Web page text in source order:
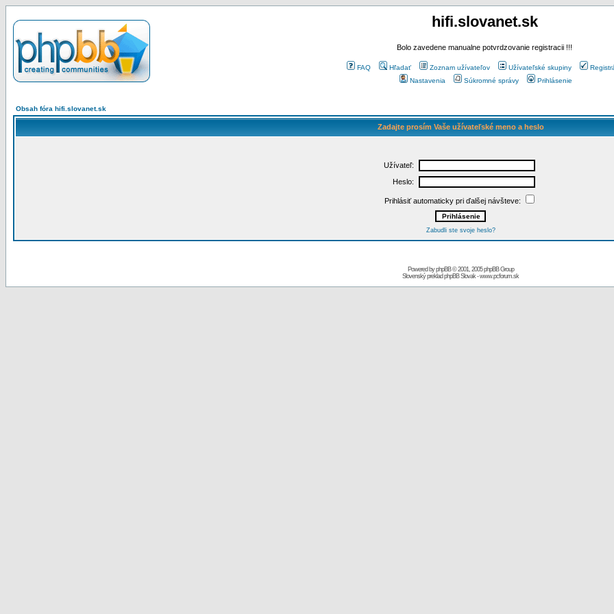
hifi.slovanet.sk
Bolo zavedene manualne potvrdzovanie registracii !!!
FAQ Hľadať Zoznam užívateľov Užívateľské skupiny
Nastavenia
Súkromné správy Prihlásenie
Obsah fóra hifi.slovanet.sk
Zadajte prosím Vaše užívateľské meno a heslo
Užívateľ:
Heslo:
Prihlásiť automaticky pri ďalšej návšteve:
Zabudli ste svoje heslo?
Powered byphpBB© 2001, 2005 phpBB Group
Slovenský preklad phpBB Slovak-www.pcforum.sk